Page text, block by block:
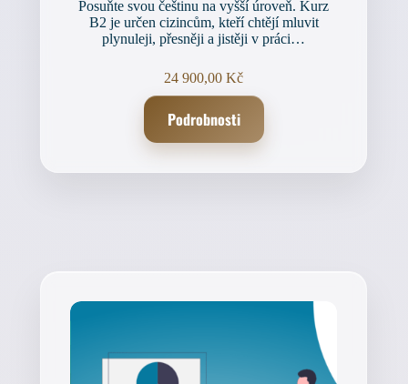
Posuňte svou češtinu na vyšší úroveň. Kurz
B2 je určen cizincům, kteří chtějí mluvit
plynuleji, přesněji a jistěji v práci…
24 900,00Kč
Podrobnosti